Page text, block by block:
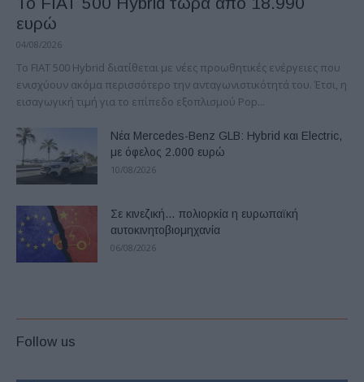
ευρώ
04/08/2026
Το FIAT 500 Hybrid διατίθεται με νέες προωθητικές ενέργειες που
ενισχύουν ακόμα περισσότερο την ανταγωνιστικότητά του. Έτσι, η
εισαγωγική τιμή για το επίπεδο εξοπλισμού Pop...
Νέα Mercedes-Benz GLB: Hybrid και Electric,
με όφελος 2.000 ευρώ
10/08/2026
Σε κινεζική… πολιορκία η ευρωπαϊκή
αυτοκινητοβιομηχανία
06/08/2026
Follow us